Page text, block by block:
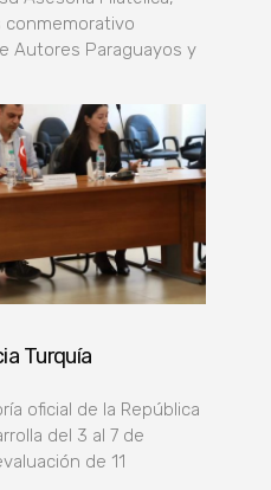
Autores Paraguayos y
Turquía
oficial de la República
del 3 al 7 de
de 11